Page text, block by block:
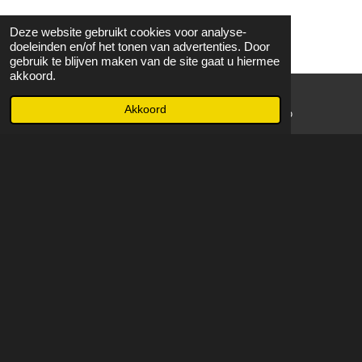
Deze website gebruikt cookies voor analyse-
doeleinden en/of het tonen van advertenties. Door
gebruik te blijven maken van de site gaat u hiermee
akkoord.
Akkoord WhatsApp